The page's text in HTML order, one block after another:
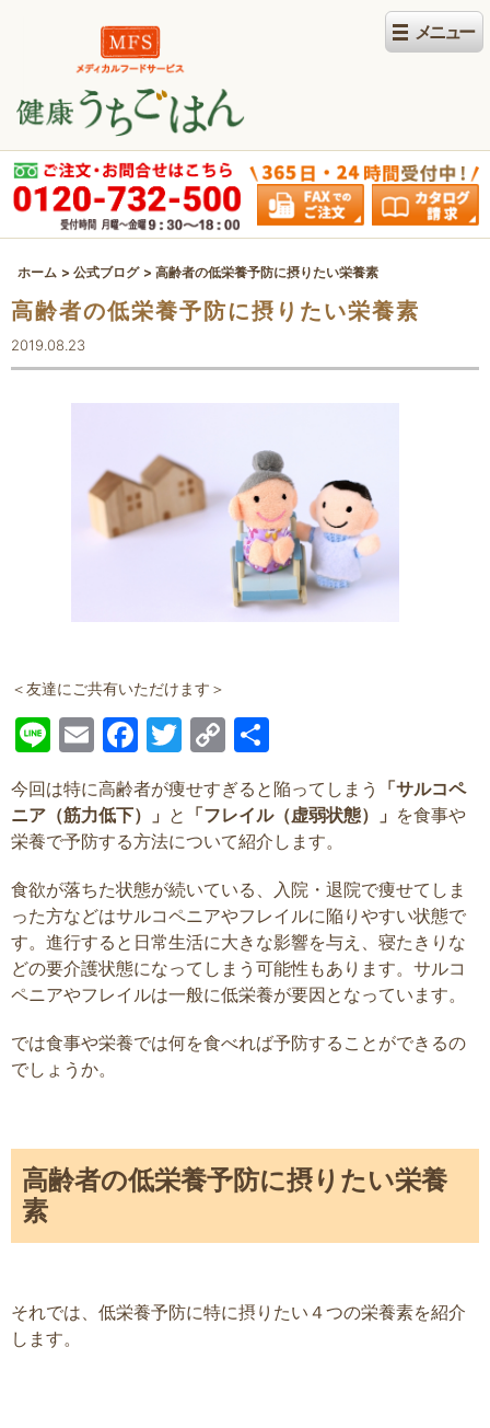
ホーム 公式ブログ 高齢者の低栄養予防に摂りたい栄養素
高齢者の低栄養予防に摂りたい栄養素
2019.08.23
＜友達にご共有いただけます＞
LineEmailFacebook
Twitter
Copy
Link
有
今回は特に高齢者が痩せすぎると陥ってしまう
「サルコペ
ニア（筋力低下）」 と 「フレイル（虚弱状態）」 を食事や
栄養で予防する方法について紹介します。
食欲が落ちた状態が続いている、入院・退院で痩せてしま
った方などはサルコペニアやフレイルに陥りやすい状態で
す。進行すると日常生活に大きな影響を与え、寝たきりな
どの要介護状態になってしまう可能性もあります。 サルコ
ペニアやフレイルは一般に低栄養が要因となっています。
では食事や栄養では何を食べれば予防することができるの
でしょうか。
高齢者の低栄養予防に摂りたい栄養
素
それでは、低栄養予防に特に摂りたい４つの栄養素を紹介
します。